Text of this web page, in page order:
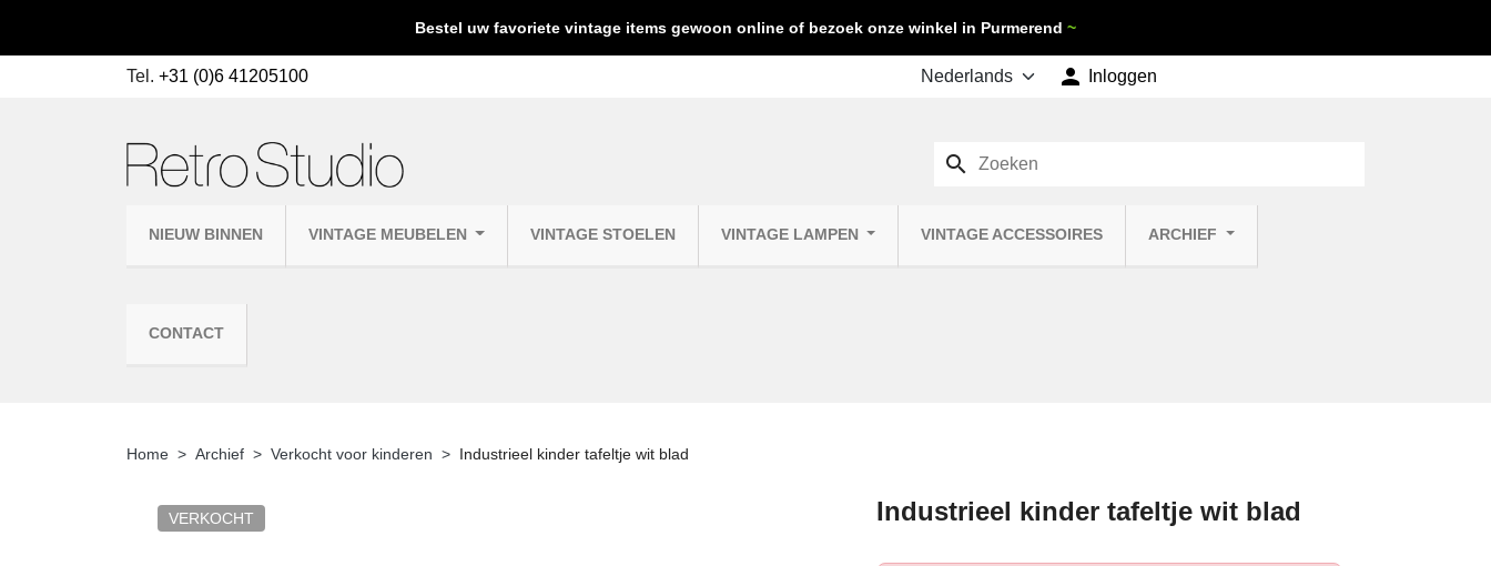
Bestel uw favoriete vintage items gewoon online of bezoek onze winkel in Purmerend ~
Tel. +31 (0)6 41205100  Inloggen
NIEUW BINNEN VINTAGE MEUBELEN VINTAGE STOELEN VINTAGE LAMPEN VINTAGE ACCESSOIRES ARCHIEF
CONTACT
search
Home Archief Verkocht voor kinderen Industrieel kinder tafeltje wit blad
VERKOCHT Industrieel kinder tafeltje wit blad